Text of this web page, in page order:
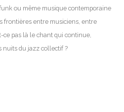
ou même musique contemporaine
frontières entre musiciens, entre
ce pas là le chant qui continue,
nuits du jazz collectif ?